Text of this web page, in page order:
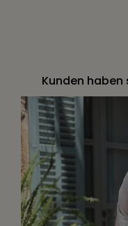
Kunden